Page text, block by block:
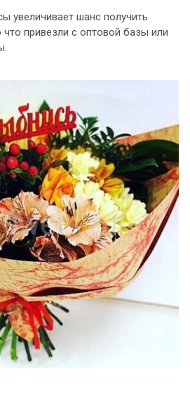
увеличивает шанс получить
привезли с оптовой базы или